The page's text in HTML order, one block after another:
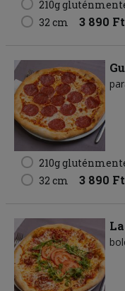
210g
32 cm 3 890 Ft
210g
32 cm 3 890 Ft